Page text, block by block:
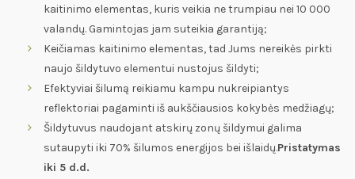
kaitinimo elementas, kuris veikia ne trumpiau nei 10 000
valandų. Gamintojas jam suteikia garantiją;
Keičiamas kaitinimo elementas, tad Jums nereikės pirkti
naujo šildytuvo elementui nustojus šildyti;
Efektyviai šilumą reikiamu kampu nukreipiantys
reflektoriai pagaminti iš aukščiausios kokybės medžiagų;
Šildytuvus naudojant atskirų zonų šildymui galima
sutaupyti iki 70% šilumos energijos bei išlaidų.Pristatymas
iki 5 d.d.